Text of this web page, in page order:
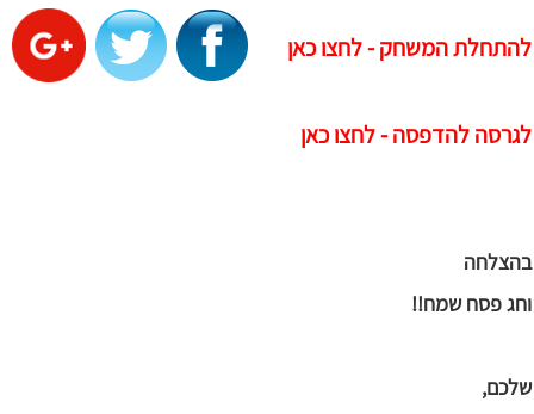
להתחלת המשחק - לחצו כאן
לגרסה להדפסה - לחצו כאן
בהצלחה
וחג פסח שמח!!
שלכם,